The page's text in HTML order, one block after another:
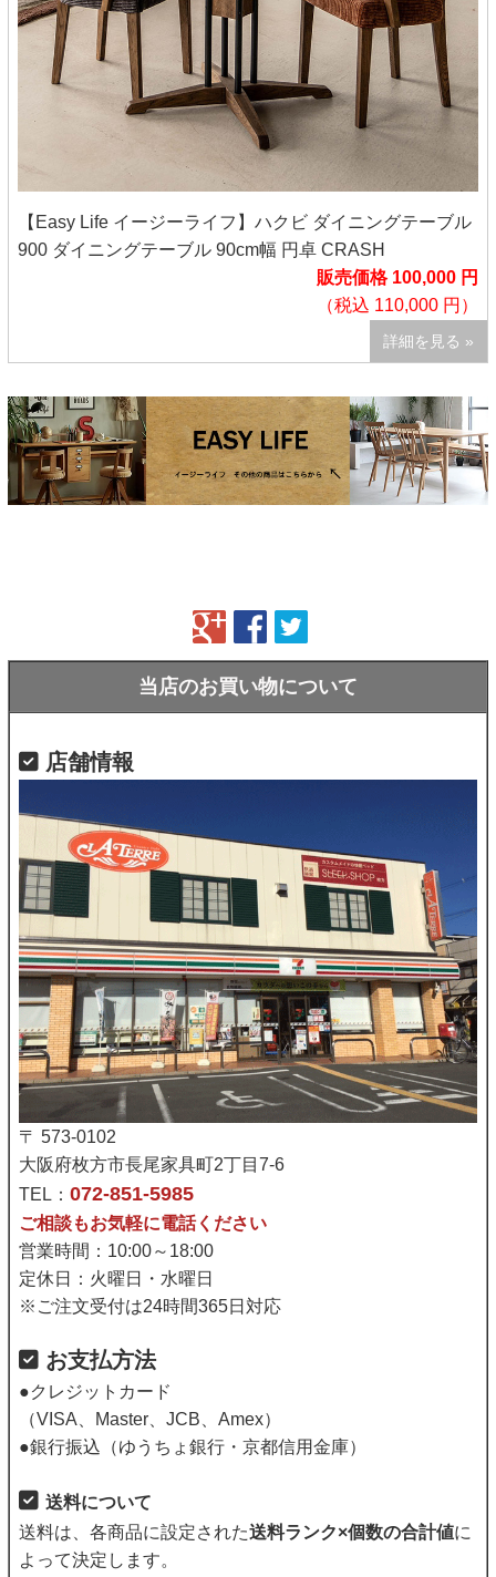
【Easy Life イージーライフ】ハクビ ダイニングテーブル
900 ダイニングテーブル 90cm幅 円卓 CRASH
販売価格 100,000 円
（税込 110,000 円）
詳細を見る »
当店のお買い物について
店舗情報
〒 573-0102
大阪府枚方市長尾家具町2丁目7-6
TEL： 072-851-5985
ご相談もお気軽に電話ください
営業時間：10:00～18:00
定休日：火曜日・水曜日
※ご注文受付は24時間365日対応
お支払方法
●クレジットカード
（VISA、Master、JCB、Amex）
●銀行振込（ゆうちょ銀行・京都信用金庫）
送料について
送料は、各商品に設定された送料ランク×個数の合計値に
よって決定します。